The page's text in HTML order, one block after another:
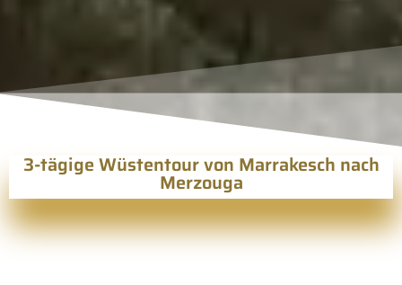
3-tägige Wüstentour von Marrakesch nach
Merzouga